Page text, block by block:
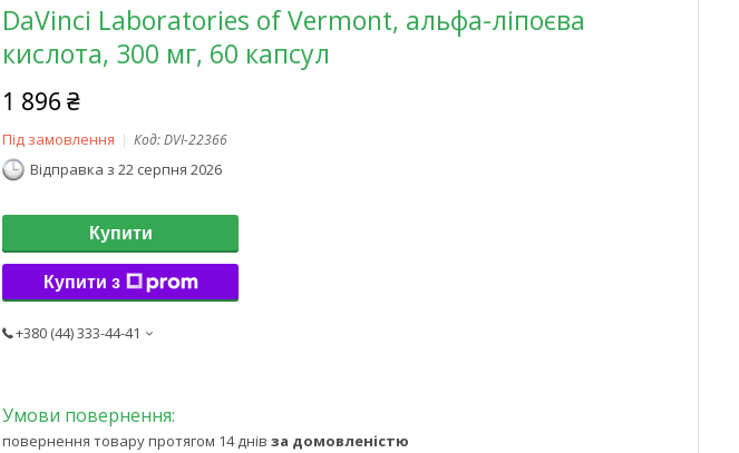
DaVinci Laboratories of Vermont, альфа-ліпоєва
кислота, 300 мг, 60 капсул
1 896 ₴
Під замовлення Код:DVI-22366
Відправка з 22 серпня 2026
Купити
Купити з
+380 (44) 333-44-41
повернення товару протягом 14 днів за домовленістю